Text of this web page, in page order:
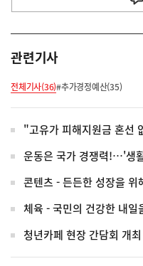
관련기사
전체기사(36)#추가경정예산(35)
"고유가 피해지원금 혼선
운동은 국가 경쟁력!…'생
콘텐츠 - 든든한 성장을 위
체육 - 국민의 건강한 내
청년카페 현장 간담회 개최